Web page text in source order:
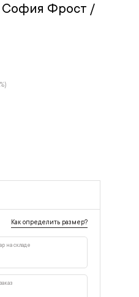
София Фрост /
Как определить размер?
на складе